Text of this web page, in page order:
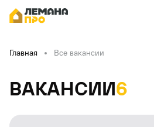
Главная Все вакансии
Вакансии6